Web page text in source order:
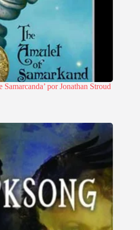
Samarcanda’ por Jonathan Stroud